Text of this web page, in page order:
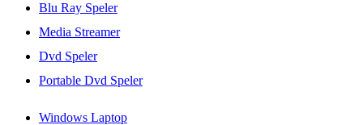
Blu Ray Speler
Media Streamer
Dvd Speler
Portable Dvd Speler
Windows Laptop